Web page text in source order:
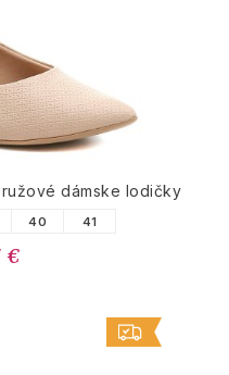
dámske lodičky
40 41
€